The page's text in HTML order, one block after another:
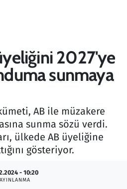
2027'ye
sunmaya
AB ile müzakere
sunma sözü verdi.
ülkede AB üyeliğine
gösteriyor.
- 10:20